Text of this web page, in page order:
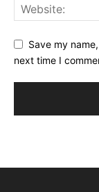
Save my
next time I